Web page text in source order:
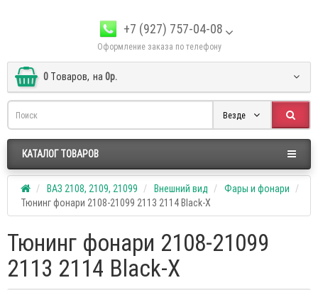
+7 (927) 757-04-08
Оформление заказа по телефону
0 Tоваров, на 0р.
Везде
КАТАЛОГ ТОВАРОВ
ВАЗ 2108, 2109, 21099 Внешний вид
Фары и фонари
Тюнинг фонари 2108-21099 2113 2114 Black-X
Тюнинг фонари 2108-21099
2113 2114 Black-X